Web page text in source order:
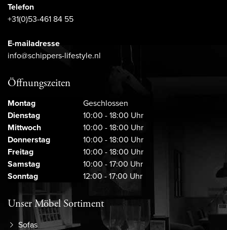
Telefon
+31(0)53-461 84 55
E-mailadresse
info@schippers-lifestyle.nl
Öffnungszeiten
Montag
Geschlossen
Dienstag
10:00 - 18:00 Uhr
Mittwoch
10:00 - 18:00 Uhr
Donnerstag
10:00 - 18:00 Uhr
Freitag
10:00 - 18:00 Uhr
Samstag
10:00 - 17:00 Uhr
Sonntag
12:00 - 17:00 Uhr
Unser Möbel Sortiment
Sofas